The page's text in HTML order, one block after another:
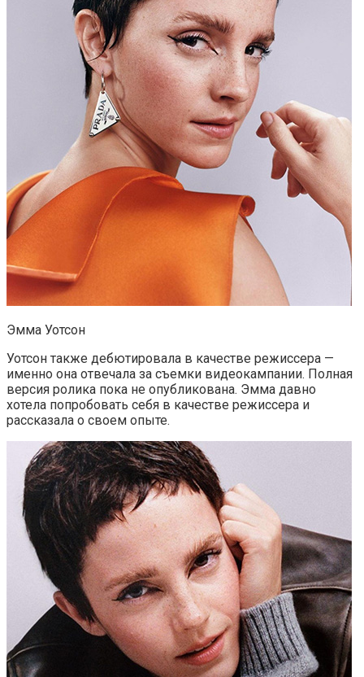
Эмма Уотсон
Уотсон также дебютировала в качестве режиссера —
именно она отвечала за съемки видеокампании. Полная
версия ролика пока не опубликована. Эмма давно
хотела попробовать себя в качестве режиссера и
рассказала о своем опыте.